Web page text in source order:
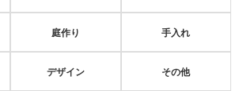
庭作り 手入れ
デザイン その他